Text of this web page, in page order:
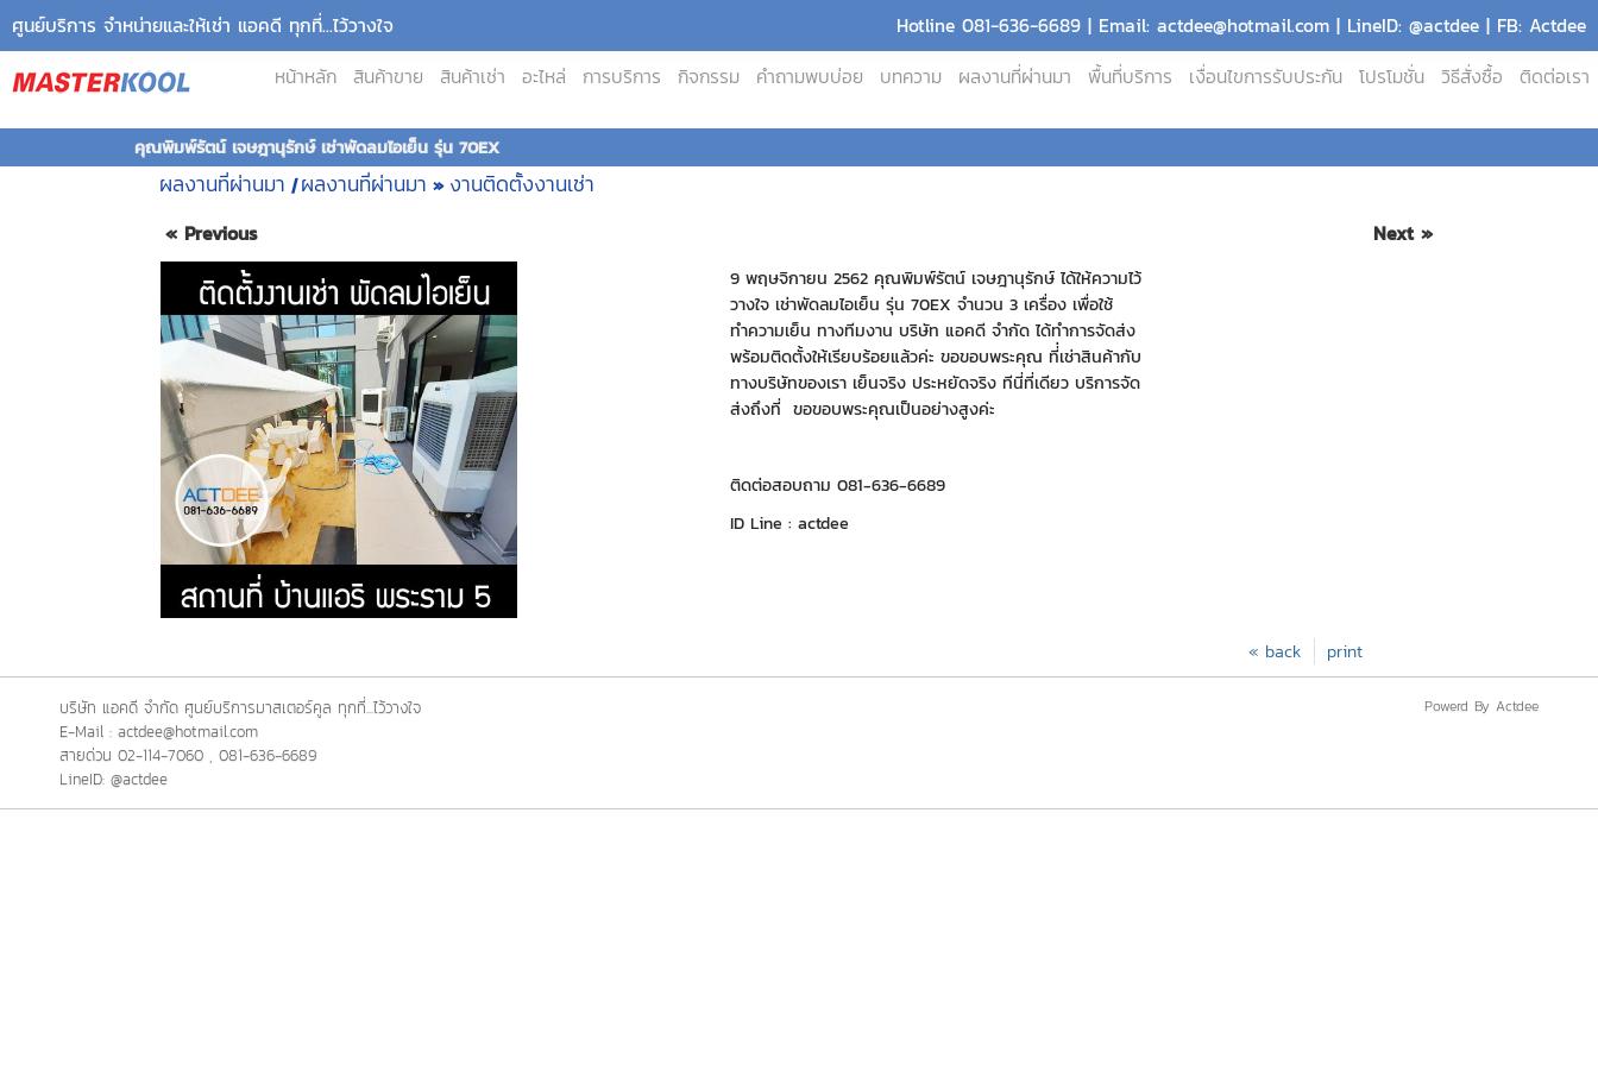
ศูนย์บริการ จำหน่ายและให้เช่า แอคดี ทุกที่...ไว้วางใจ
Hotline 081-636-6689 | Email: actdee@hotmail.com | LineID: @actdee | FB: Actdee
หน้าหลัก
สินค้าขาย สินค้าเช่า อะไหล่ การบริการ กิจกรรม คำถามพบบ่อย บทความ ผลงานที่ผ่านมา พื้นที่บริการ เงื่อนไขการรับประกัน โปรโมชั่น วิธีสั่งซื้อ ติดต่อเรา
คุณพิมพ์รัตน์ เจษฎานุรักษ์ เช่าพัดลมไอเย็น รุ่น 70EX
ผลงานที่ผ่านมา | ผลงานที่ผ่านมา » งานติดตั้งงานเช่า
« Previous Next »
9 พฤษจิกายน 2562 คุณพิมพ์รัตน์ เจษฎานุรักษ์ ได้ให้ความไว้
วางใจ เช่าพัดลมไอเย็น รุ่น 70EX จำนวน 3 เครื่อง เพื่อใช้
ทำความเย็น ทางทีมงาน บริษัท แอคดี จำกัด ได้ทำการจัดส่ง
พร้อมติดตั้งให้เรียบร้อยแล้วค่ะ ขอขอบพระคุณ ที่่เช่าสินค้ากับ
ทางบริษัทของเรา เย็นจริง ประหยัดจริง ทีนี่ที่เดียว บริการจัด
ส่งถึงที่ ขอขอบพระคุณเป็นอย่างสูงค่ะ
ติดต่อสอบถาม 081-636-6689
ID Line : actdee
print
« back
บริษัท แอคดี จำกัด ศูนย์บริการมาสเตอร์คูล ทุกที่...ไว้วางใจ
E-Mail : actdee@hotmail.com
สายด่วน 02-114-7060 , 081-636-6689
LineID: @actdee
Powerd By Actdee